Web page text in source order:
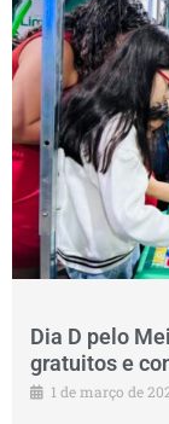
Dia D pelo
gratuitos e
1 de março de